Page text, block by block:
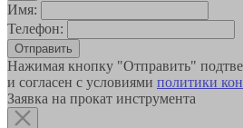
Имя:
Телефон:
Отправить
Нажимая кнопку "Отправить"
и согласен с условиями политики
Заявка на прокат инструмента